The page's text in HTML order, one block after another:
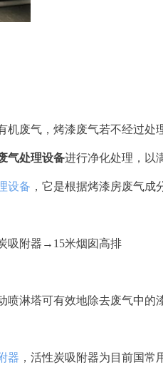
废气，烤漆废气若不经过
气处理设备进行净化处理，以
设备 ，它是根据烤漆房废气
吸附器→15米烟囱高排
淋塔可有效地除去废气中
器 ，活性炭吸附器为目前国